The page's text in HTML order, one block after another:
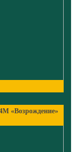
«Возрождение»